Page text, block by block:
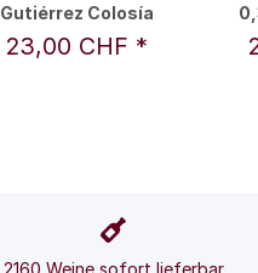
Gutiérrez Colosía
23,00 CHF *
2160 Weine sofort lieferbar